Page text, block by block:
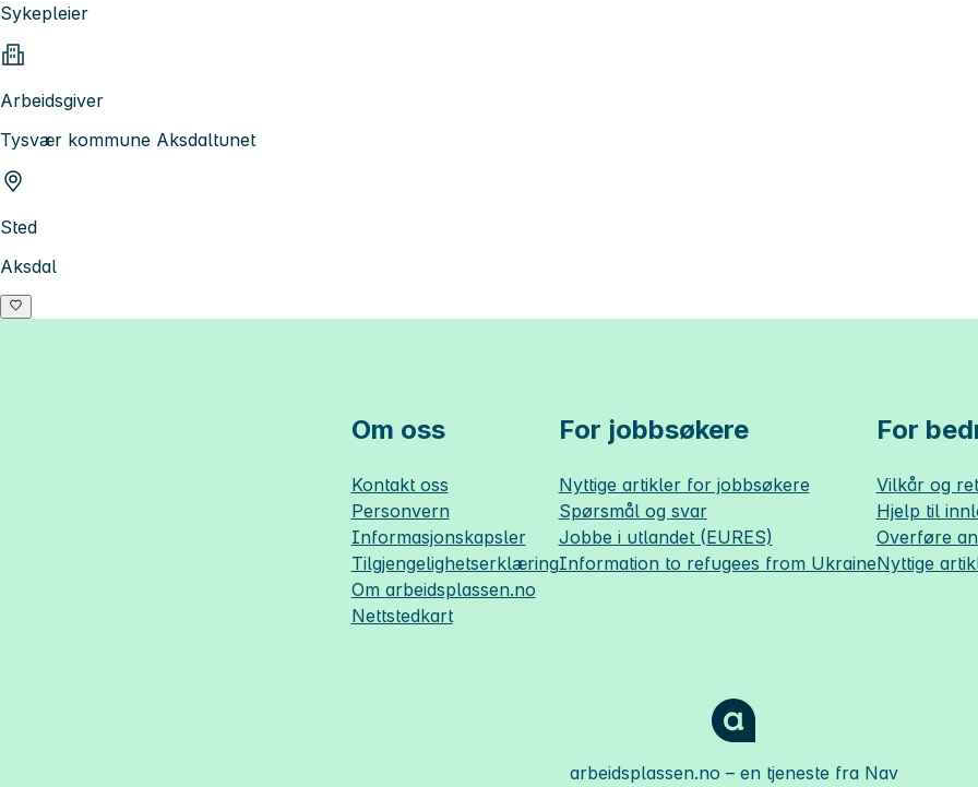
Sykepleier
Arbeidsgiver
Tysvær kommune Aksdaltunet
Sted
Aksdal
Om oss
Kontakt oss
Personvern
Informasjonskapsler
Tilgjengelighetserklæring
Om arbeidsplassen.no
Nettstedkart
For jobbsøkere
Nyttige artikler for jobbsøkere
Spørsmål og svar
Jobbe i utlandet (EURES)
Information to refugees from Ukraine
For
Vilkår og
Hjelp til
Overføre
Nyttige
arbeidsplassen.no – en tjeneste fra Nav